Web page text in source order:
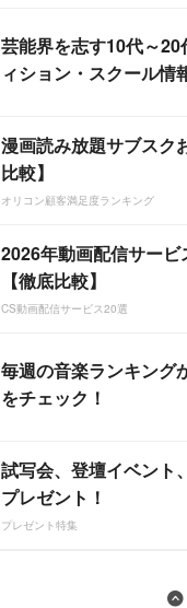
芸能界を志す10代～
ィション・スクール情
漫画読み放題サブスク
比較】
オリコン顧客満足度ランキング
2026年動画配信サービ
【徹底比較】
CS動画配信サービス20選
毎週の音楽ランキング
をチェック！
試写会、登壇イベント
プレゼント！
プレゼント特集